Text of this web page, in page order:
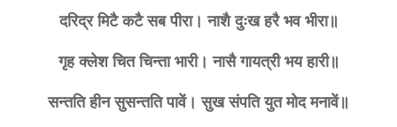
दरिद्र मिटै कटै सब पीरा। नाशै दुःख हरै भव भीरा॥
गृह क्लेश चित चिन्ता भारी। नासै गायत्री भय हारी॥
सन्तति हीन सुसन्तति पावें। सुख संपति युत मोद मनावें॥